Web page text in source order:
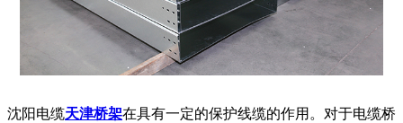
沈阳电缆天津桥架在具有一定的保护线缆的作用。对于电缆桥